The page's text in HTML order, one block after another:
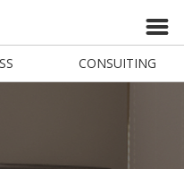
CONSUITING